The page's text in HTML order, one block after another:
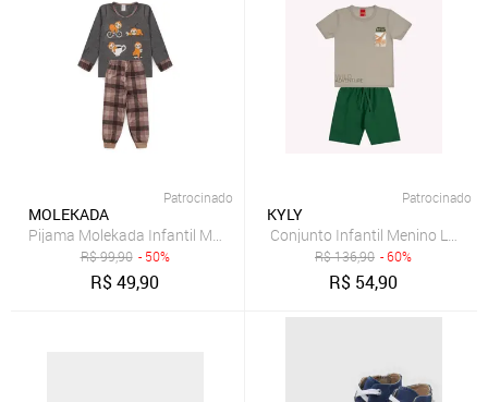
Patrocinado
MOLEKADA
Pijama Molekada Infantil Menino Longo Preguiça
R$99,90 - 50%
R$49,90
Patrocinado
KYLY
Conjunto Infantil Menino
R$136,90 - 60%
R$ 54,90